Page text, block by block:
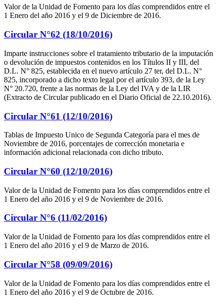
Valor de la Unidad de Fomento para los días comprendidos entre el
1 Enero del año 2016 y el 9 de Diciembre de 2016.
Circular N°62 (18/10/2016)
Imparte instrucciones sobre el tratamiento tributario de la imputación
o devolución de impuestos contenidos en los Títulos II y III, del
D.L. N° 825, establecida en el nuevo artículo 27 ter, del D.L. N°
825, incorporado a dicho texto legal por el artículo 393, de la Ley
N° 20.720, frente a las normas de la Ley del IVA y de la LIR
(Extracto de Circular publicado en el Diario Oficial de 22.10.2016).
Circular N°61 (12/10/2016)
Tablas de Impuesto Unico de Segunda Categoría para el mes de
Noviembre de 2016, porcentajes de corrección monetaria e
información adicional relacionada con dicho tributo.
Circular N°60 (12/10/2016)
Valor de la Unidad de Fomento para los días comprendidos entre el
1 Enero del año 2016 y el 9 de Noviembre de 2016.
Circular N°6 (11/02/2016)
Valor de la Unidad de Fomento para los días comprendidos entre el
1 Enero del año 2016 y el 9 de Marzo de 2016.
Circular N°58 (09/09/2016)
Valor de la Unidad de Fomento para los días comprendidos entre el
1 Enero del año 2016 y el 9 de Octubre de 2016.